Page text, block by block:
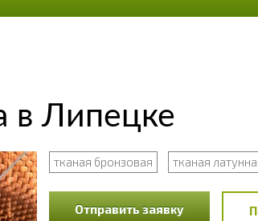
в Липецке
тканая бронзовая тканая
Отправить заявку